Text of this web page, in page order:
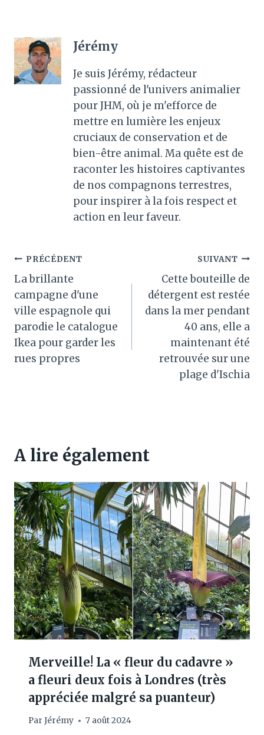
Jérémy
Je suis Jérémy, rédacteur
passionné de l'univers animalier
pour JHM, où je m'efforce de
mettre en lumière les enjeux
cruciaux de conservation et de
bien-être animal. Ma quête est de
raconter les histoires captivantes
de nos compagnons terrestres,
pour inspirer à la fois respect et
action en leur faveur.
Navigation
de
l’article
PRÉCÉDENT
La brillante
campagne d'une
ville espagnole qui
parodie le catalogue
Ikea pour garder les
rues propres
SUIVANT
Cette bouteille de
détergent est restée
dans la mer pendant
40 ans, elle a
maintenant été
retrouvée sur une
plage d'Ischia
A lire également
Merveille! La « fleur du cadavre »
a fleuri deux fois à Londres (très
appréciée malgré sa puanteur)
Par Jérémy 7 août 2024